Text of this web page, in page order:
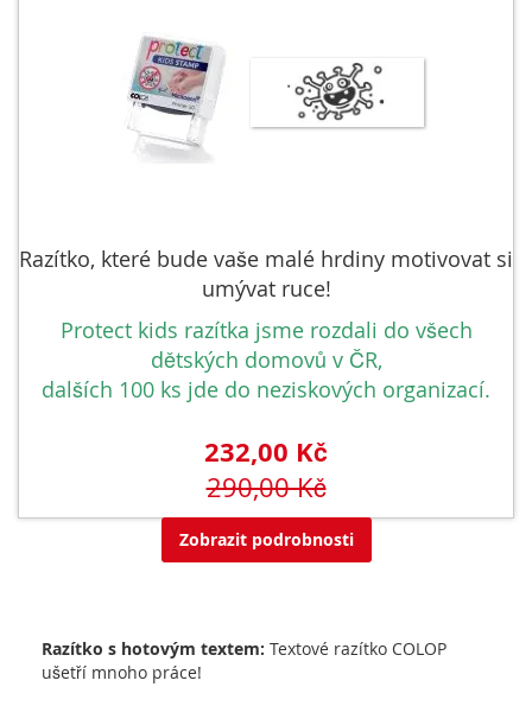
Razítko, které bude vaše malé hrdiny motivovat si
umývat ruce!
Protect kids razítka jsme rozdali do všech
dětských domovů v ČR,
dalších 100 ks jde do neziskových organizací.
232,00 Kč
290,00 Kč
Zobrazit podrobnosti
Razítko s hotovým textem: Textové razítko COLOP
ušetří mnoho práce!